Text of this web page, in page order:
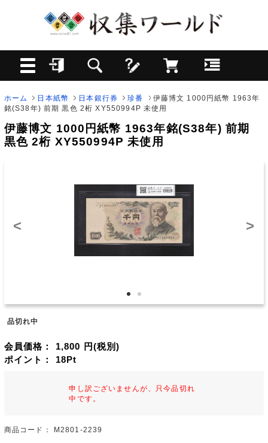
ホーム 日本紙幣 日本銀行券 珍番
伊藤博文 1000円紙幣 1963年
銘(S38年) 前期 黒色 2桁 XY550994P 未使用
伊藤博文 1000円紙幣 1963年銘(S38年) 前期
黒色 2桁 XY550994P 未使用
< >
品切れ中
会員価格： 1,800 円(税別)
ポイント： 18Pt
申し訳ございませんが、只今品切れ
中です。
商品コード： M2801-2239